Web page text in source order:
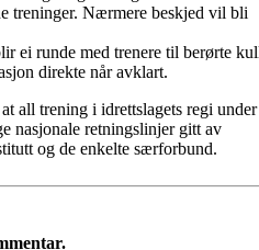
treninger. Nærmere beskjed vil bli
ei runde med trenere til berørte
direkte når avklart.
all trening i idrettslagets regi under
nasjonale retningslinjer gitt av
og de enkelte særforbund.